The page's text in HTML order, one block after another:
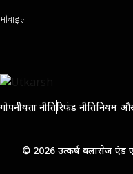
मोबाइल
गोपनीयता नीतिरिफंड नीतिनियम
© 2026 उत्कर्ष क्लासेज एंड